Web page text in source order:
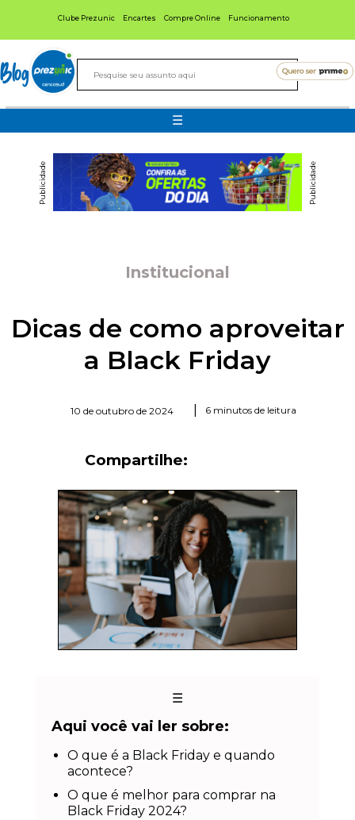
Clube Prezunic Encartes Compre Online Funcionamento
Blog
☰
Publicidade Publicidade
Institucional
Dicas de como aproveitar
a Black Friday
10 de outubro de 2024 6 minutos de leitura
Compartilhe:
☰
Aqui você vai ler sobre:
O que é a Black Friday e quando
acontece?
O que é melhor para comprar na
Black Friday 2024?